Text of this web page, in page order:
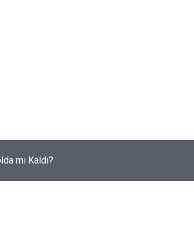
mı Kaldı?